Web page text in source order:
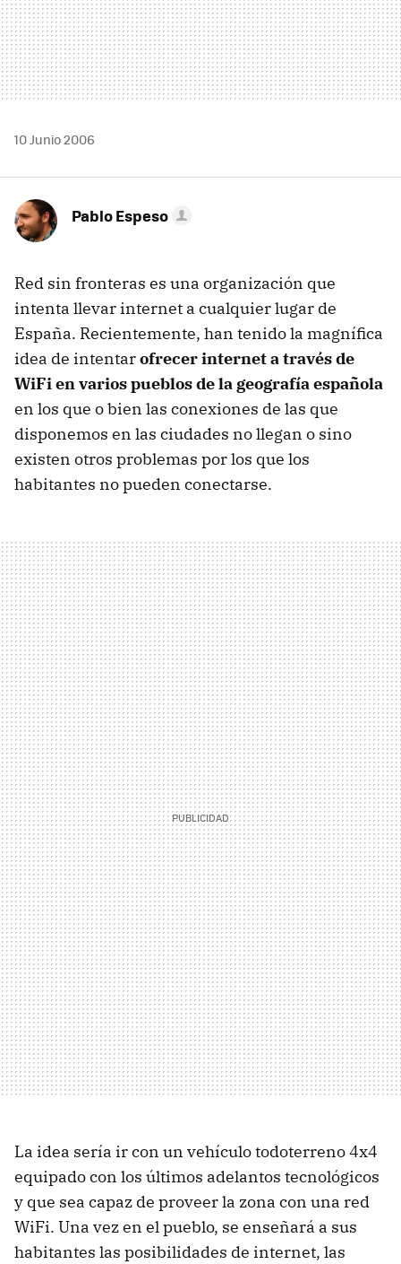
10 Junio 2006
Pablo Espeso
Red sin fronteras es una organización que
intenta llevar internet a cualquier lugar de
España. Recientemente, han tenido la magnífica
idea de intentarofrecer internet a través de
WiFi en varios pueblos de la geografía española
en los que o bien las conexiones de las que
disponemos en las ciudades no llegan o sino
existen otros problemas por los que los
habitantes no pueden conectarse.
La idea sería ir con un vehículo todoterreno 4x4
equipado con los últimos adelantos tecnológicos
y que sea capaz de proveer la zona con una red
WiFi. Una vez en el pueblo, se enseñará a sus
habitantes las posibilidades de internet, las